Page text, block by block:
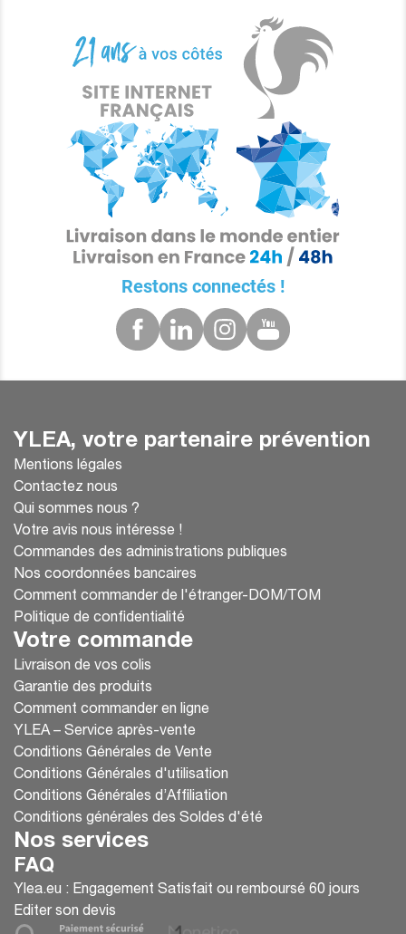
Restons connectés !
YLEA, votre partenaire prévention
Mentions légales
Contactez nous
Qui sommes nous ?
Votre avis nous intéresse !
Commandes des administrations publiques
Nos coordonnées bancaires
Comment commander de l'étranger-DOM/TOM
Politique de confidentialité
Votre commande
Livraison de vos colis
Garantie des produits
Comment commander en ligne
YLEA – Service après-vente
Conditions Générales de Vente
Conditions Générales d'utilisation
Conditions Générales d’Affiliation
Conditions générales des Soldes d'été
Nos services
FAQ
Ylea.eu : Engagement Satisfait ou remboursé 60 jours
Editer son devis